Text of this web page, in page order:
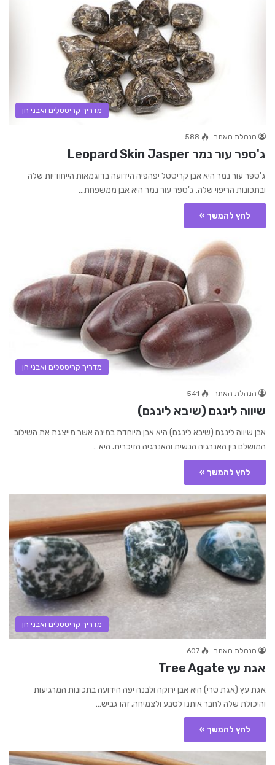
מדריך קריסטלים ואבני חן
הנהלת האתר 588
ג'ספר עור נמר Leopard Skin Jasper
ג'ספר עור נמר היא אבן קריסטל יפהפיה הידועה בדוגמאות הייחודיות שלה
ובתכונות הריפוי שלה. ג'ספר עור נמר היא אבן ממשפחת…
לחץ להמשך »
מדריך קריסטלים ואבני חן
הנהלת האתר 541
שיווה לינגם (שיבא לינגם)
אבן שיווה לינגם (שיבא לינגם) היא אבן מיוחדת במינה אשר מייצגת את השילוב
המושלם בין האנרגיה הנשית והאנרגיה הזיכרית. היא…
לחץ להמשך »
מדריך קריסטלים ואבני חן
הנהלת האתר 607
אגת עץ Tree Agate
אגת עץ (אגת טרי) היא אבן ירוקה ולבנה יפה הידועה בתכונות המרגיעות
והיכולת שלה לחבר אותנו לטבע ולצמיחה. זהו גביש…
לחץ להמשך »